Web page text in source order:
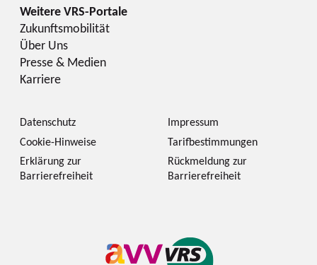
Zukunftsmobilität
Über Uns
Presse & Medien
Karriere
Datenschutz
Impressum
Cookie-Hinweise
Tarifbestimmungen
Erklärung zur
Barrierefreiheit
Rückmeldung zur
Barrierefreiheit